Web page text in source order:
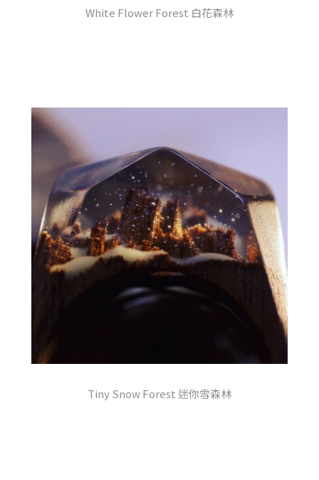
White Flower Forest 白花森林
Tiny Snow Forest 迷你雪森林